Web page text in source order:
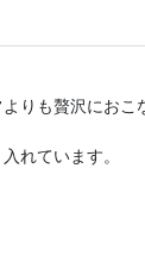
りも贅沢におこ
れています。